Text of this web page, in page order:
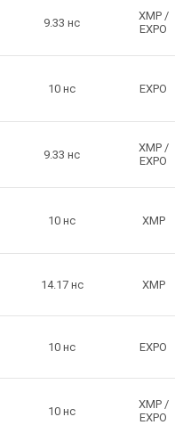
9.33 нс
XMP/
EXPO
10 нс EXPO
9.33 нс
XMP/
EXPO
10 нс XMP
14.17 нс XMP
10 нс EXPO
10 нс
XMP/
EXPO